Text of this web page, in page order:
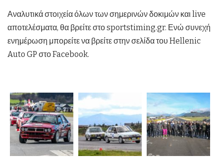
Αναλυτικά στοιχεία όλων των σημερινών δοκιμών και live
αποτελέσματα, θα βρείτε στο sportstiming.gr. Ενώ συνεχή
ενημέρωση μπορείτε να βρείτε στην σελίδα του Hellenic
Auto GP στο Facebook.